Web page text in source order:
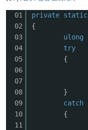
01
02
03
04
05
06
07
08
09
10
11
private static
{
ulong
try
{
}
catch
{